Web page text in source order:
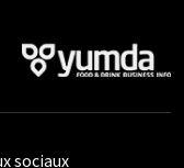
sociaux